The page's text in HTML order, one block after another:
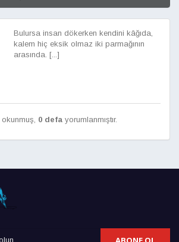
Bulursa insan dökerken kendini kâğıda,
kalem hiç eksik olmaz iki parmağının
arasında. [...]
okunmuş, 0 defa yorumlanmıştır.